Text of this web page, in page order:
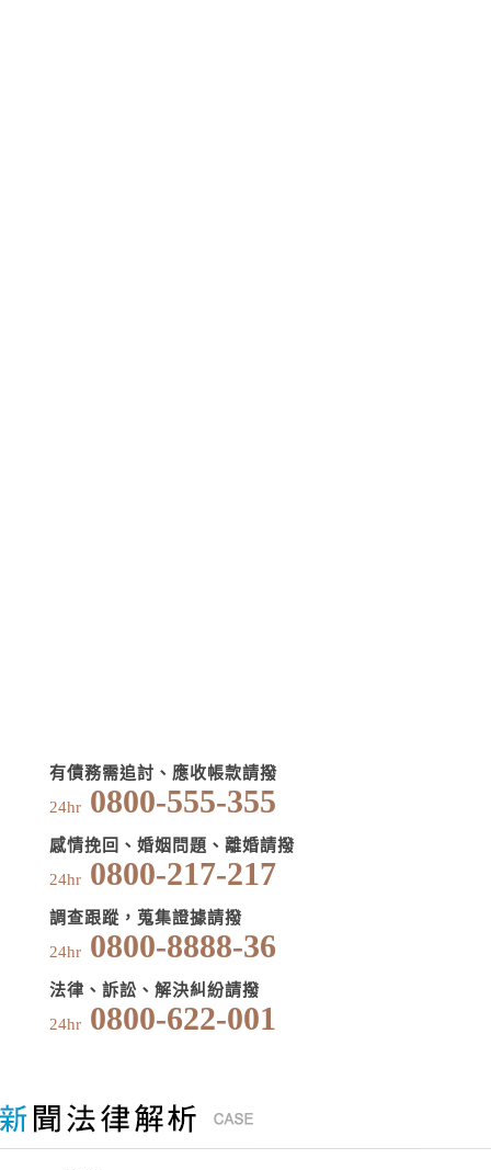
有債務需追討、應收帳款請撥
24hr0800-555-355
感情挽回、婚姻問題、離婚請撥
24hr0800-217-217
調查跟蹤，蒐集證據請撥
24hr0800-8888-36
法律、訴訟、解決糾紛請撥
24hr0800-622-001